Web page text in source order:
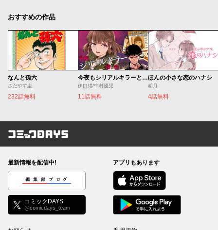
おすすめの作品
なんと孫六
さだやす圭
232話無料
今夜もシリアルキラーと待ち合わせ
伊口紺/中村優児
11話無料
ほんの小さな恋のハナシ
胡月
4話無料
コミックDAYS
最新情報を配信中!
編集部ブログ
コミックDAYS
@comicdays_team
アプリもあります